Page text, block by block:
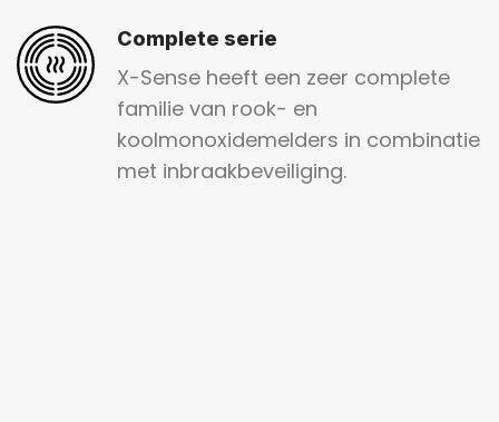
Complete serie
X-Sense heeft een zeer complete
familie van rook- en
koolmonoxidemelders in combinatie
met inbraakbeveiliging.